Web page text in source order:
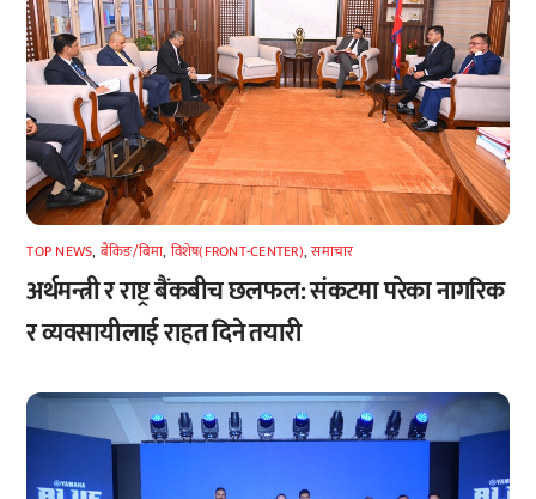
TOP NEWS, बैंकिङ/बिमा, विशेष(FRONT-CENTER),समाचार
अर्थमन्त्री र राष्ट्र बैंकबीच छलफल: संकटमा परेका नागरिक
र व्यवसायीलाई राहत दिने तयारी